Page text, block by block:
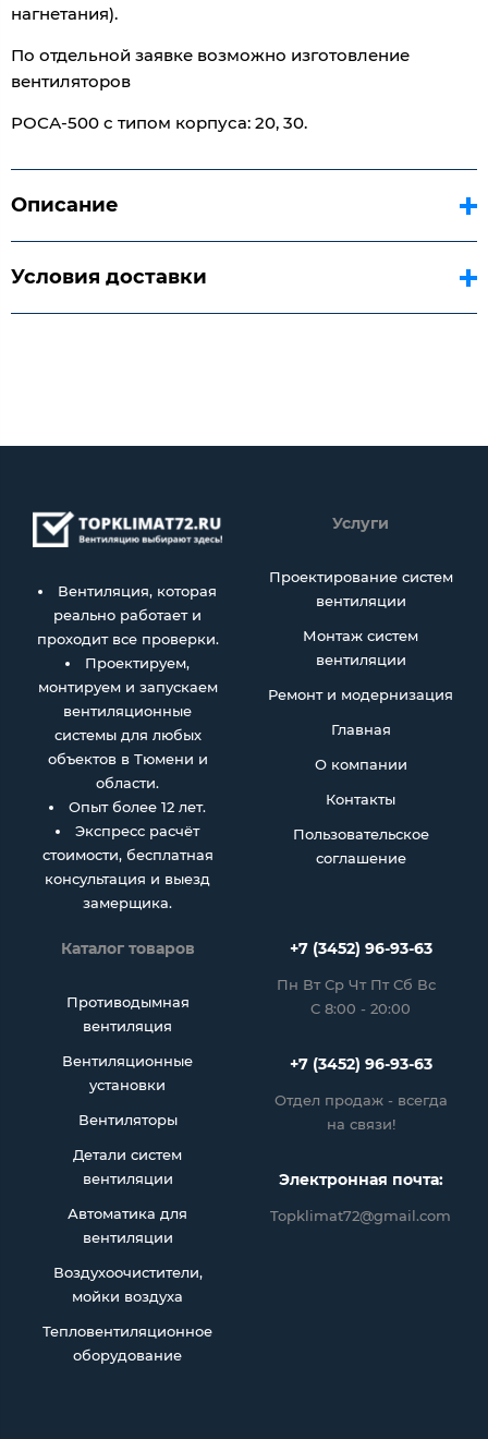
нагнетания).
По отдельной заявке возможно изготовление
вентиляторов
РОСА-500 с типом корпуса: 20, 30.
Описание
Условия доставки
Вентиляция, которая
реально работает и
проходит все проверки.
Проектируем,
монтируем и запускаем
вентиляционные
системы для любых
объектов в Тюмени и
области.
Опыт более 12 лет.
Экспресс расчёт
стоимости, бесплатная
консультация и выезд
замерщика.
Услуги
Проектирование систем
вентиляции
Монтаж систем
вентиляции
Ремонт и модернизация
Главная
О компании
Контакты
Пользовательское
соглашение
Каталог товаров
Противодымная
вентиляция
Вентиляционные
установки
Вентиляторы
Детали систем
вентиляции
Автоматика для
вентиляции
Воздухоочистители,
мойки воздуха
Тепловентиляционное
оборудование
+7 (3452) 96-93-63
Пн Вт Ср Чт Пт Сб Вс
С 8:00 - 20:00
+7 (3452) 96-93-63
Отдел продаж - всегда
на связи!
Электронная почта:
Topklimat72@gmail.com